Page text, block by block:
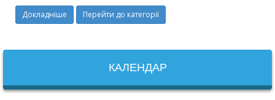
Докладніше Перейти до категорії
КАЛЕНДАР